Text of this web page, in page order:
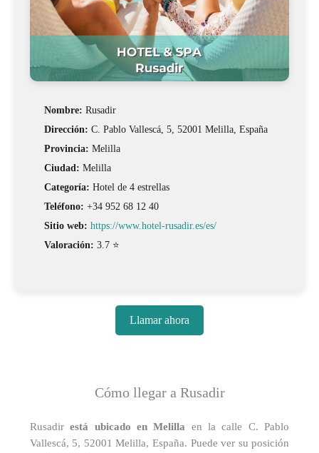
Nombre: Rusadir
Dirección: C. Pablo Vallescá, 5, 52001 Melilla, España
Provincia: Melilla
Ciudad: Melilla
Categoría: Hotel de 4 estrellas
Teléfono: +34 952 68 12 40
Sitio web: https://www.hotel-rusadir.es/es/
Valoración: 3.7 ⭐
Llamar ahora
Cómo llegar a Rusadir
Rusadirestá ubicado en Melilla en la calle C. Pablo
Vallescá, 5, 52001 Melilla, España. Puede ver su posición